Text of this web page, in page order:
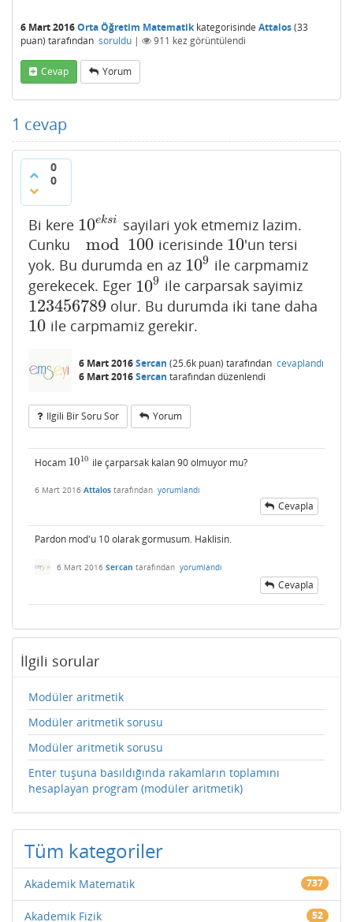
6 Mart 2016Orta Öğretim Matematikkategorisinde Attalos(33
puan) tarafından soruldu | 911 kez görüntülendi
Cevap Yorum
1 cevap
0
0
Bi kere 10eksi
10eksi sayilari yok etmemiz lazim.
Cunku
mod 100
mod100 icerisinde 10
10'un tersi
yok. Bu durumda en az 109
109 ile carpmamiz
gerekecek. Eger 109
109 ile carparsak sayimiz
123456789
123456789 olur. Bu durumda iki tane daha
10
10 ile carpmamiz gerekir.
6 Mart 2016Sercan (25.6k puan) tarafından cevaplandı
6 Mart 2016Sercan tarafındandüzenlendi
Ilgili Bir Soru Sor Yorum
Hocam 1010
1010 ile çarparsak kalan 90 olmuyor mu?
6 Mart 2016 Attalos tarafından yorumlandı
Cevapla
Pardon mod'u 10 olarak gormusum. Haklisin.
6 Mart 2016 Sercan tarafından yorumlandı
Cevapla
İlgili sorular
Modüler aritmetik
Modüler aritmetik sorusu
Modüler aritmetik sorusu
Enter tuşuna basıldığında rakamların toplamını
hesaplayan program (modüler aritmetik)
Tüm kategoriler
Akademik Matematik 737
Akademik Fizik 52